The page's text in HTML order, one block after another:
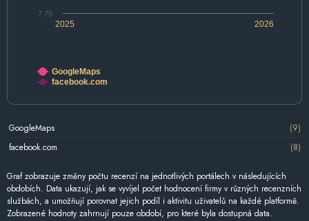
2025 2026
7.75
GoogleMaps
facebook.com
GoogleMaps
(9)
facebook.com
(8)
Graf zobrazuje změny počtu recenzí na jednotlivých portálech v následujících
obdobích. Data ukazují, jak se vyvíjel počet hodnocení firmy v různých recenzních
službách, a umožňují porovnat jejich podíl i aktivitu uživatelů na každé platformě.
Zobrazené hodnoty zahrnují pouze období, pro které byla dostupná data.